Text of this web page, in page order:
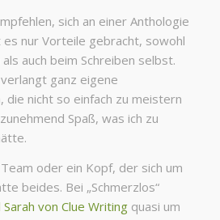
sich an einer Anthologie
nur Vorteile gebracht, sowohl
auch beim Schreiben selbst.
ganz eigene
die nicht so einfach zu meistern
Spaß, was ich zu
oder ein Kopf, der sich um
beides. Bei „Schmerzlos“
Sarah von Clue Writingquasi um